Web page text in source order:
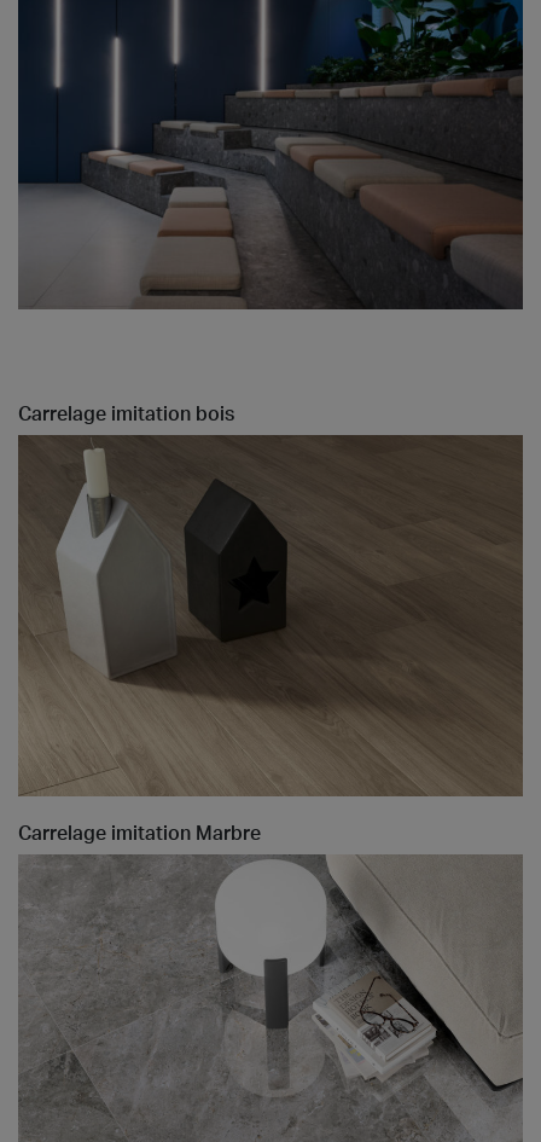
Carrelage imitation bois
Carrelage imitation Marbre